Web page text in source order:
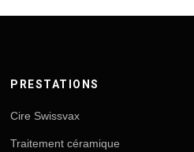
PRESTATIONS
Cire Swissvax
Traitement céramique